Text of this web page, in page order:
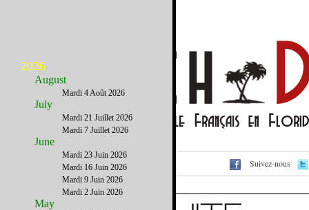
Voir cet email sur le site Suivez-nous
2026
August
Mardi 4 Août 2026
July
Mardi 21 Juillet 2026
Mardi 7 Juillet 2026
June
Mardi 23 Juin 2026
Mardi 16 Juin 2026
Mardi 9 Juin 2026
Mardi 2 Juin 2026
May